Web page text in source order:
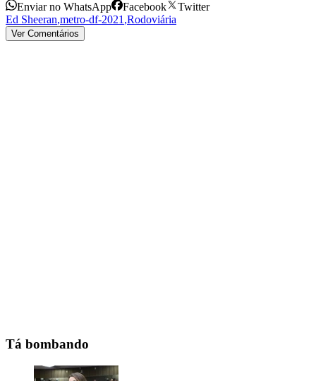
Enviar no WhatsApp Facebook
Twitter
Ed Sheeran,metro-df-2021 ,Rodoviária
Ver Comentários
Tá bombando